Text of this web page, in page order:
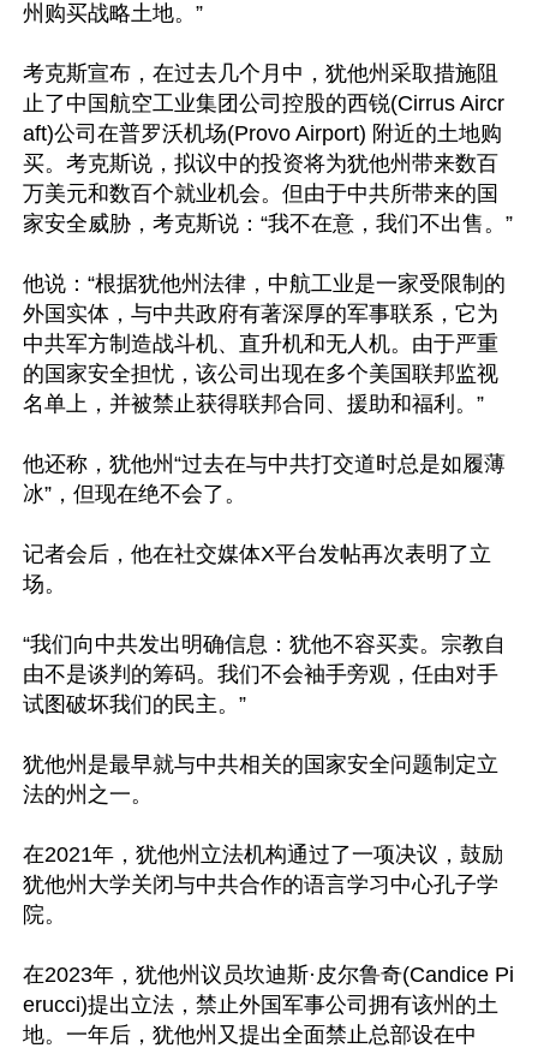
州购买战略土地。”
考克斯宣布，在过去几个月中，犹他州采取措施阻
止了中国航空工业集团公司控股的西锐(Cirrus Aircr
aft)公司在普罗沃机场(Provo Airport) 附近的土地购
买。考克斯说，拟议中的投资将为犹他州带来数百
万美元和数百个就业机会。但由于中共所带来的国
家安全威胁，考克斯说：“我不在意，我们不出售。”
他说：“根据犹他州法律，中航工业是一家受限制的
外国实体，与中共政府有著深厚的军事联系，它为
中共军方制造战斗机、直升机和无人机。由于严重
的国家安全担忧，该公司出现在多个美国联邦监视
名单上，并被禁止获得联邦合同、援助和福利。”
他还称，犹他州“过去在与中共打交道时总是如履薄
冰”，但现在绝不会了。
记者会后，他在社交媒体X平台发帖再次表明了立
场。
“我们向中共发出明确信息：犹他不容买卖。宗教自
由不是谈判的筹码。我们不会袖手旁观，任由对手
试图破坏我们的民主。”
犹他州是最早就与中共相关的国家安全问题制定立
法的州之一。
在2021年，犹他州立法机构通过了一项决议，鼓励
犹他州大学关闭与中共合作的语言学习中心孔子学
院。
在2023年，犹他州议员坎迪斯·皮尔鲁奇(Candice Pi
erucci)提出立法，禁止外国军事公司拥有该州的土
地。一年后，犹他州又提出全面禁止总部设在中